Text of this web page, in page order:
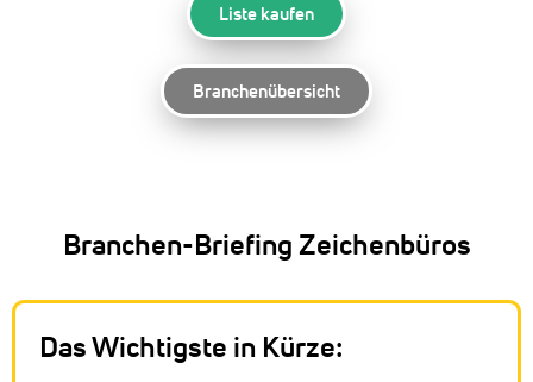
Liste kaufen
Branchenübersicht
Branchen-Briefing Zeichenbüros
Das Wichtigste in Kürze: